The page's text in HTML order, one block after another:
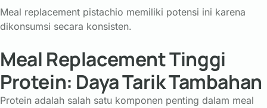
Meal replacement pistachio memiliki potensi ini karena
dikonsumsi secara konsisten.
Meal Replacement Tinggi
Protein: Daya Tarik Tambahan
Protein adalah salah satu komponen penting dalam meal